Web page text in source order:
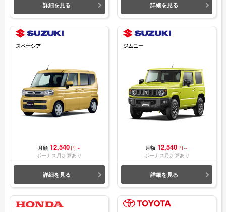
詳細を見る 詳細を見る
スペーシア
月額 12,540 円～
ボーナス月加算あり
詳細を見る
ジムニー
月額 12,540 円～
ボーナス月加算あり
詳細を見る